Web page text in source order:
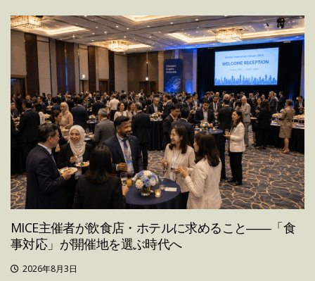
MICE主催者が飲食店・ホテルに求めること――「食
事対応」が開催地を選ぶ時代へ
2026年8月3日